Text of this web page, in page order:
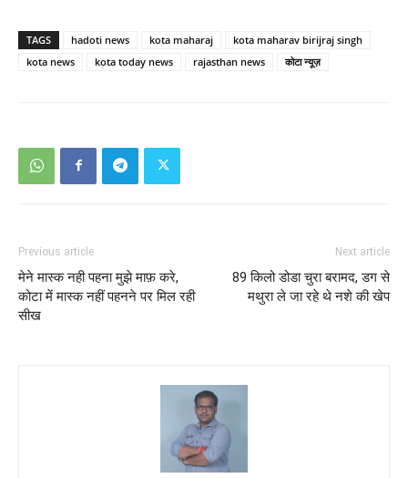
TAGS hadoti news kota maharaj
kota maharav birijraj singh
kota news
kota today news rajasthan news कोटा न्यूज़
Previous article
मेने मास्क नही पहना मुझे माफ़ करे,
कोटा में मास्क नहीं पहनने पर मिल रही
सीख
Next article
89 किलो डोडा चुरा बरामद, डग से
मथुरा ले जा रहे थे नशे की खेप